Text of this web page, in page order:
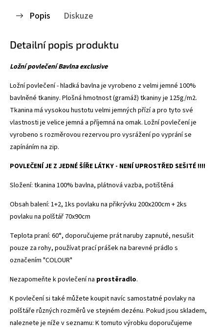
Popis Diskuze
Detailní popis produktu
Ložní povlečení Bavlna exclusive
Ložní povlečení - hladká bavlna je vyrobeno z velmi jemné 100%
bavlněné tkaniny. Plošná hmotnost (gramáž) tkaniny je 125g/m2.
Tkanina má vysokou hustotu velmi jemných přízí a pro tyto své
vlastnosti je velice jemná a příjemná na omak. Ložní povlečení je
vyrobeno s rozměrovou rezervou pro vysrážení po vyprání se
zapínáním na zip.
POVLEČENÍ JE Z JEDNÉ ŠÍŘE LÁTKY - NENÍ UPROSTŘED SEŠITÉ !!!!
Složení: tkanina 100% bavlna, plátnová vazba, potištěná
Obsah balení: 1+2, 1ks povlaku na přikrývku 200x200cm + 2ks
povlaku na polštář 70x90cm
Teplota praní: 60°, doporučujeme prát naruby zapnuté, nesušit
pouze za rohy, používat prací prášek na barevné prádlo s
označením "COLOUR"
Nezapomeňte k povlečení na prostěradlo.
K povlečení si také můžete koupit navíc samostatné povlaky na
polštáře různých rozměrů ve stejném dezénu. Pokud jsou skladem,
naleznete je níže v seznamu: K tomuto výrobku doporučujeme